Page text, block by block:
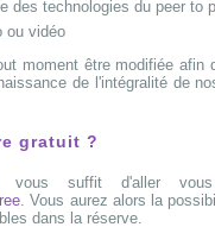
des technologies du peer to
ou vidéo
moment être modifiée afin
de l'intégralité de
gratuit ?
suffit d'aller
. Vous aurez alors la
dans la réserve.